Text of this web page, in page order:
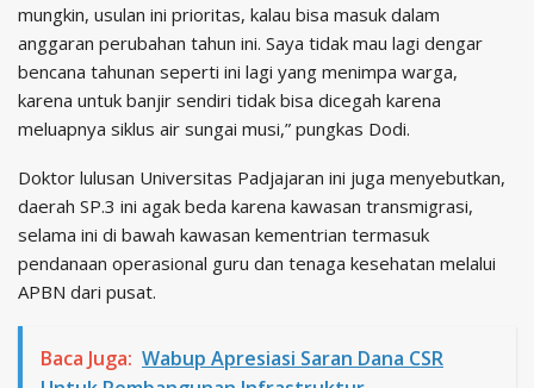
mungkin, usulan ini prioritas, kalau bisa masuk dalam
anggaran perubahan tahun ini. Saya tidak mau lagi dengar
bencana tahunan seperti ini lagi yang menimpa warga,
karena untuk banjir sendiri tidak bisa dicegah karena
meluapnya siklus air sungai musi,” pungkas Dodi.
Doktor lulusan Universitas Padjajaran ini juga menyebutkan,
daerah SP.3 ini agak beda karena kawasan transmigrasi,
selama ini di bawah kawasan kementrian termasuk
pendanaan operasional guru dan tenaga kesehatan melalui
APBN dari pusat.
Baca Juga: Wabup Apresiasi Saran Dana CSR